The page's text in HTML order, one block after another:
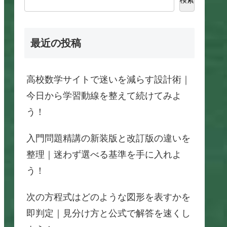
最近の投稿
高校数学サイトで迷いを減らす設計術｜
今日から学習動線を整えて続けてみよ
う！
入門問題精講の新装版と改訂版の違いを
整理｜迷わず選べる基準を手に入れよ
う！
次の方程式はどのような図形を表すかを
即判定｜見分け方と公式で解答を速くし